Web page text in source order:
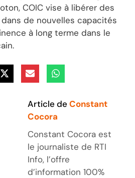
COIC vise à libérer des
de nouvelles capacités
à long terme dans le
Article de Constant
Cocora
Constant Cocora est
le journaliste de RTI
Info, l’offre
d’information 100%